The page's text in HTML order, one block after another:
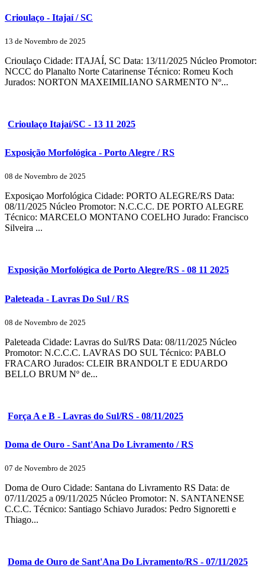
Crioulaço - Itajaí / SC
13 de Novembro de 2025
Crioulaço Cidade: ITAJAÍ, SC Data: 13/11/2025 Núcleo Promotor:
NCCC do Planalto Norte Catarinense Técnico: Romeu Koch
Jurados: NORTON MAXEIMILIANO SARMENTO Nº...
Crioulaço Itajaí/SC - 13 11 2025
Exposição Morfológica - Porto Alegre / RS
08 de Novembro de 2025
Exposiçao Morfológica Cidade: PORTO ALEGRE/RS Data:
08/11/2025 Núcleo Promotor: N.C.C.C. DE PORTO ALEGRE
Técnico: MARCELO MONTANO COELHO Jurado: Francisco
Silveira ...
Exposição Morfológica de Porto Alegre/RS - 08 11 2025
Paleteada - Lavras Do Sul / RS
08 de Novembro de 2025
Paleteada Cidade: Lavras do Sul/RS Data: 08/11/2025 Núcleo
Promotor: N.C.C.C. LAVRAS DO SUL Técnico: PABLO
FRACARO Jurados: CLEIR BRANDOLT E EDUARDO
BELLO BRUM Nº de...
Força A e B - Lavras do Sul/RS - 08/11/2025
Doma de Ouro - Sant'Ana Do Livramento / RS
07 de Novembro de 2025
Doma de Ouro Cidade: Santana do Livramento RS Data: de
07/11/2025 a 09/11/2025 Núcleo Promotor: N. SANTANENSE
C.C.C. Técnico: Santiago Schiavo Jurados: Pedro Signoretti e
Thiago...
Doma de Ouro de Sant'Ana Do Livramento/RS - 07/11/2025